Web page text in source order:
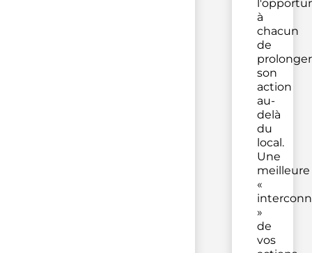
à
chacun
de
prolonger
son
action
au-
delà
du
local.
Une
meilleure
«
»
de
vos